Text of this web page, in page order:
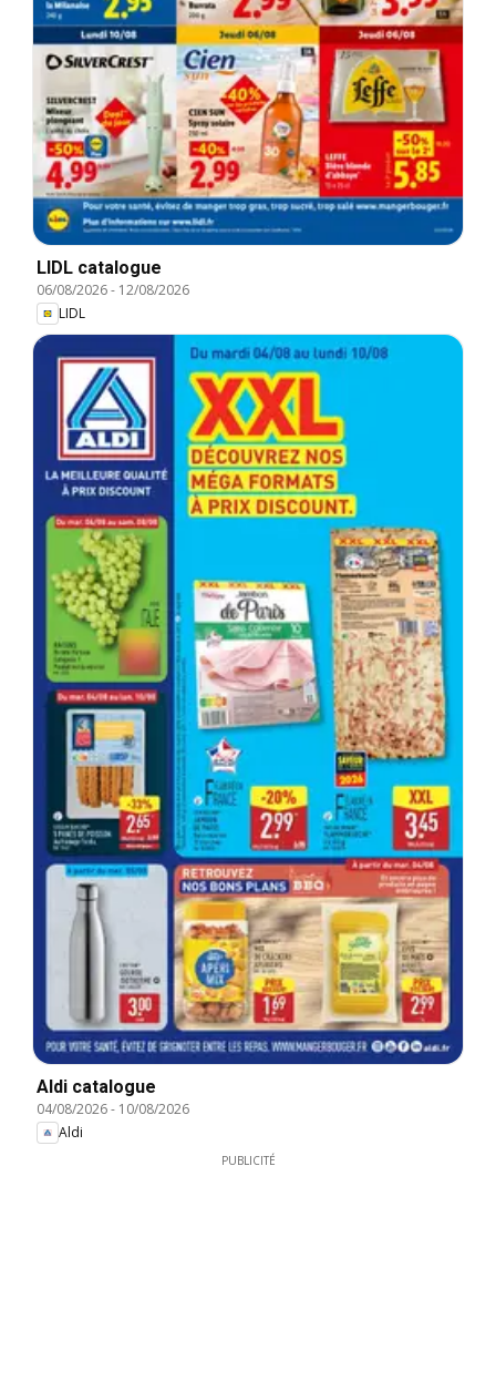
LIDL catalogue
06/08/2026- 12/08/2026
LIDL
Aldi catalogue
04/08/2026- 10/08/2026
Aldi
PUBLICITÉ